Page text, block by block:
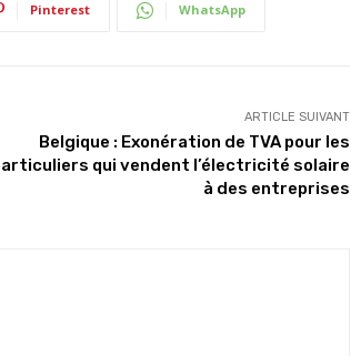
Pinterest WhatsApp
ARTICLE SUIVANT
Belgique : Exonération de TVA pour les
qui vendent l’électricité solaire
à des entreprises